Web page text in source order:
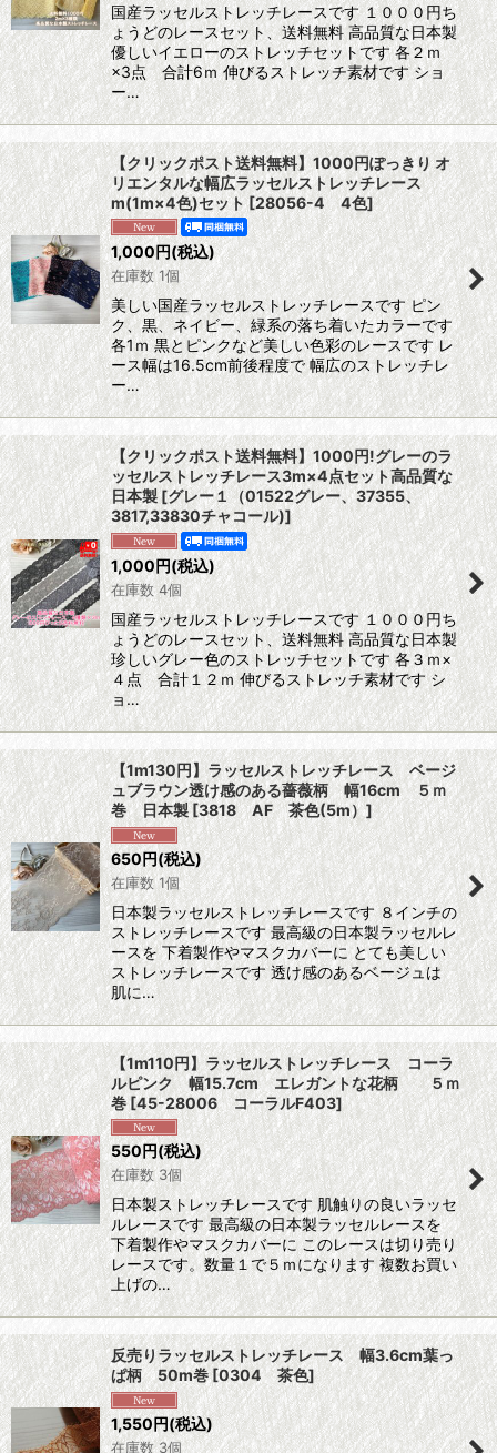
国産ラッセルストレッチレースです １０００円ち
ょうどのレースセット、送料無料 高品質な日本製
優しいイエローのストレッチセットです 各２ｍ
×3点 合計6ｍ 伸びるストレッチ素材です ショ
ー…
【クリックポスト送料無料】1000円ぽっきり オ
リエンタルな幅広ラッセルストレッチレース
m(1m×4色)セット [28056-4 4色]
1,000円(税込)
在庫数 1個
美しい国産ラッセルストレッチレースです ピン
ク、黒、ネイビー、緑系の落ち着いたカラーです
各1ｍ 黒とピンクなど美しい色彩のレースです レ
ース幅は16.5cm前後程度で 幅広のストレッチレ
ー…
【クリックポスト送料無料】1000円!グレーのラ
ッセルストレッチレース3m×4点セット高品質な
日本製[グレー１（01522グレー、37355、
3817,33830チャコール)]
1,000円(税込)
在庫数 4個
国産ラッセルストレッチレースです １０００円ち
ょうどのレースセット、送料無料 高品質な日本製
珍しいグレー色のストレッチセットです 各３ｍ×
４点 合計１２ｍ 伸びるストレッチ素材です シ
ョ…
【1m130円】ラッセルストレッチレース ベージ
ュブラウン透け感のある薔薇柄 幅16cm ５ｍ
巻 日本製[3818 AF 茶色(5m）]
650円(税込)
在庫数 1個
日本製ラッセルストレッチレースです ８インチの
ストレッチレースです 最高級の日本製ラッセルレ
ースを 下着製作やマスクカバーに とても美しい
ストレッチレースです 透け感のあるベージュは
肌に…
【1m110円】ラッセルストレッチレース コーラ
ルピンク 幅15.7cm エレガントな花柄 ５ｍ
巻[45-28006 コーラルF403]
550円(税込)
在庫数 3個
日本製ストレッチレースです 肌触りの良いラッセ
ルレースです 最高級の日本製ラッセルレースを
下着製作やマスクカバーに このレースは切り売り
レースです。数量１で５ｍになります 複数お買い
上げの…
反売りラッセルストレッチレース 幅3.6cm葉っ
ぱ柄 50m巻[0304 茶色]
1,550円(税込)
在庫数 3個